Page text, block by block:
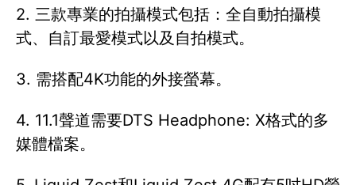
2. 三款專業的拍攝模式包括：全自動拍攝模
式、自訂最愛模式以及自拍模式。
3. 需搭配4K功能的外接螢幕。
4. 11.1聲道需要DTS Headphone: X格式的多
媒體檔案。